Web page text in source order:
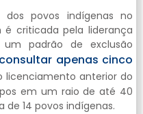
dos povos indígenas no
criticada pela liderança
um padrão de exclusão
apenas cinco
licenciamento anterior do
em um raio de até 40
14 povos indígenas.